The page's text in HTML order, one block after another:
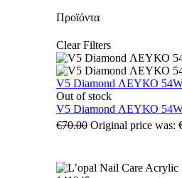
Προϊόντα
Clear Filters
V5 Diamond ΛΕΥΚΟ
Out of stock
V5 Diamond ΛΕΥΚΟ
€70.00 Original price was: